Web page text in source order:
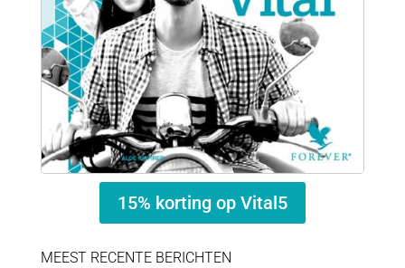
15% korting op Vital5
MEEST RECENTE BERICHTEN